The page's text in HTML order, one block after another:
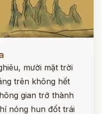
mười mặt trời
trên không hết
gian trở thành
nóng hun đốt trái